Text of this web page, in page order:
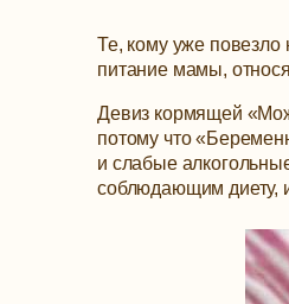
Те, кому уже повезло
питание мамы,
Девиз кормящей
потому что
и слабые
соблюдающим диету,